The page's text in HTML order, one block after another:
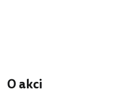
O akci